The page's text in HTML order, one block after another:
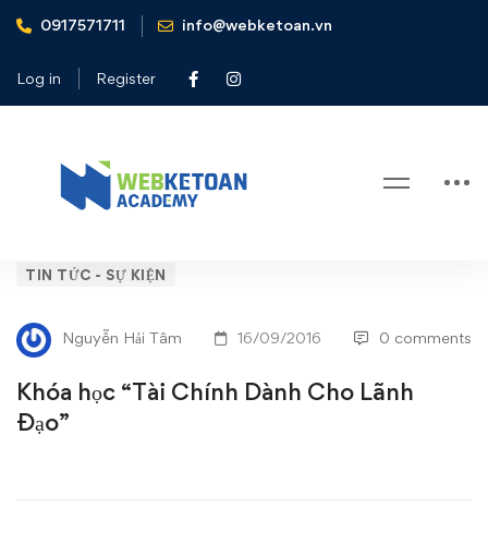
0917571711 info@webketoan.vn
Log in Register
Home
Tin tức - Sự kiện
Khóa
học
“Tài
Chính
TIN TỨC - SỰ KIỆN
Nguyễn Hải Tâm 16/09/2016 0 comments
Khóa học “Tài Chính Dành Cho Lãnh
Đạo”